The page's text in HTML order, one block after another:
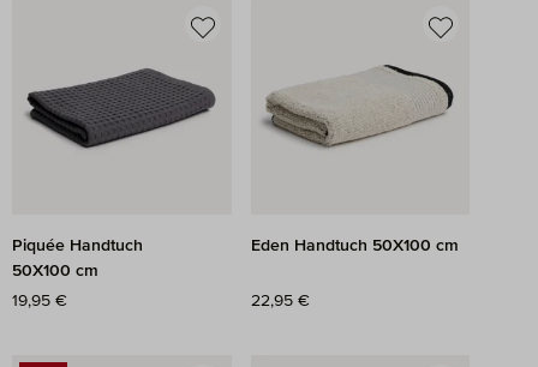
Piquée Handtuch
50X100 cm
Regulärer Preis:
19,95 €
Eden Handtuch 50X100 cm
Regulärer Preis:
22,95 €